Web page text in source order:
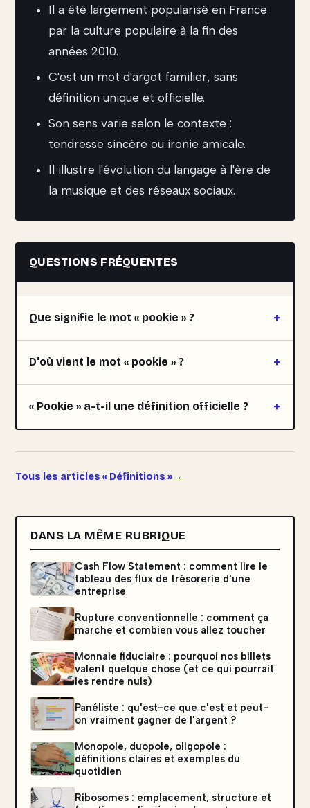
Il a été largement popularisé en France
par la culture populaire à la fin des
années 2010.
C'est un mot d'argot familier, sans
définition unique et officielle.
Son sens varie selon le contexte :
tendresse sincère ou ironie amicale.
Il illustre l'évolution du langage à l'ère de
la musique et des réseaux sociaux.
QUESTIONS FRÉQUENTES
Que signifie le mot « pookie » ?
D'où vient le mot « pookie » ?
« Pookie » a-t-il une définition officielle ?
Tous les articles « Définitions »
DANS LA MÊME RUBRIQUE
Cash Flow Statement : comment lire le
tableau des flux de trésorerie d'une
entreprise
Rupture conventionnelle : comment ça
marche et combien vous allez toucher
Monnaie fiduciaire : pourquoi nos billets
valent quelque chose (et ce qui pourrait
les rendre nuls)
Panéliste : qu'est-ce que c'est et peut-
on vraiment gagner de l'argent ?
Monopole, duopole, oligopole :
définitions claires et exemples du
quotidien
Ribosomes : emplacement, structure et